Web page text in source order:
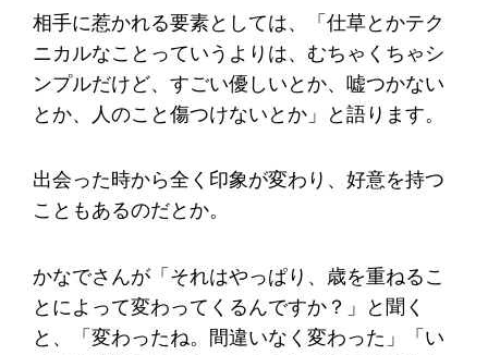
相手に惹かれる要素としては、「仕草とかテク
ニカルなことっていうよりは、むちゃくちゃシ
ンプルだけど、すごい優しいとか、嘘つかない
とか、人のこと傷つけないとか」と語ります。
出会った時から全く印象が変わり、好意を持つ
こともあるのだとか。
かなでさんが「それはやっぱり、歳を重ねるこ
とによって変わってくるんですか？」と聞く
と、「変わったね。間違いなく変わった」「い